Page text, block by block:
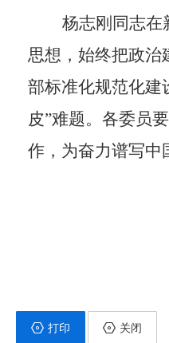
杨志刚同志在
思想，始终把政治
部标准化规范化建
皮”难题。各委员
作，为奋力谱写中
打印 关闭